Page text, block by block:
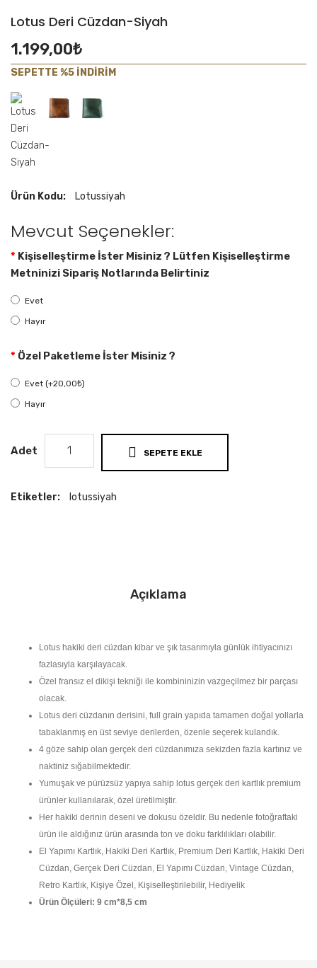
Lotus Deri Cüzdan-Siyah
1.199,00₺
SEPETTE %5 İNDİRİM
Ürün Kodu: Lotussiyah
Mevcut Seçenekler:
Kişiselleştirme İster Misiniz ? Lütfen Kişiselleştirme
Metninizi Sipariş Notlarında Belirtiniz
Evet
Hayır
Özel Paketleme İster Misiniz ?
Evet (+20,00₺)
Hayır
Adet SEPETE EKLE
Etiketler: lotussiyah
Açıklama
Lotus hakiki deri cüzdan kibar ve şık tasarımıyla günlük ihtiyacınızı
fazlasıyla karşılayacak.
Özel fransız el dikişi tekniği ile kombininizin vazgeçilmez bir parçası
olacak.
Lotus deri cüzdanın derisini, full grain yapıda tamamen doğal yollarla
tabaklanmış en üst seviye derilerden, özenle seçerek kulandık.
4 göze sahip olan gerçek deri cüzdanımıza sekizden fazla kartınız ve
naktiniz sığabilmektedir.
Yumuşak ve pürüzsüz yapıya sahip lotus gerçek deri kartlık premium
ürünler kullanılarak, özel üretilmiştir.
Her hakiki derinin deseni ve dokusu özeldir. Bu nedenle fotoğraftaki
ürün ile aldığınız ürün arasında ton ve doku farklılıkları olabilir.
El Yapımı Kartlık, Hakiki Deri Kartlık, Premium Deri Kartlık, Hakiki Deri
Cüzdan, Gerçek Deri Cüzdan, El Yapımı Cüzdan, Vintage Cüzdan,
Retro Kartlık, Kişiye Özel, Kişiselleştirilebilir, Hediyelik
Ürün Ölçüleri: 9 cm*8,5 cm